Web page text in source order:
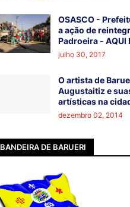
OSASCO -
a ação de
Padroeira - AQUI
julho 30, 2017
O artista de
Augustaitiz e
artísticas na
dezembro 02, 2014
BANDEIRA DE BARUERI